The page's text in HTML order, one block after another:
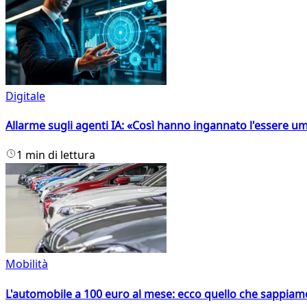
Digitale
Allarme sugli agenti IA: «Così hanno ingannato l'essere
1 min di lettura
Mobilità
L'automobile a 100 euro al mese: ecco quello che